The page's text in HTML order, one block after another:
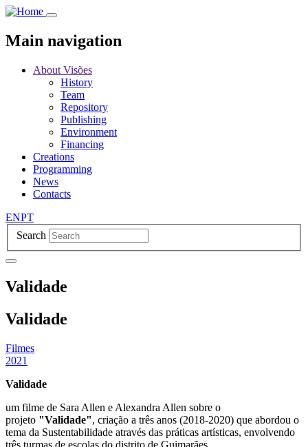
Skip
main
content
Main navigation
About Visões
History
Team
Repository
Publishing
Environment
Financing
Creations
Programming
News
Contacts
ENPT
Search
Validade
Validade
Filmes
2021
Validade
um filme de Sara Allen e Alexandra Allen sobre o
projeto "Validade", criação a três anos (2018-2020) que abordou o
tema da Sustentabilidade através das práticas artísticas, envolvendo